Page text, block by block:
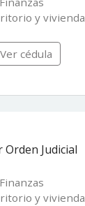
y vivienda
Ver cédula
Judicial
y vivienda